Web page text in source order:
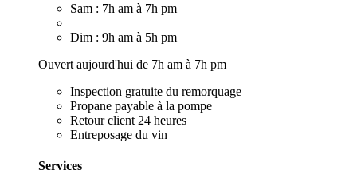
Sam : 7h am à 7h pm
Dim : 9h am à 5h pm
Ouvert aujourd'hui de 7h am à 7h pm
Inspection gratuite du remorquage
Propane payable à la pompe
Retour client 24 heures
Entreposage du vin
Services